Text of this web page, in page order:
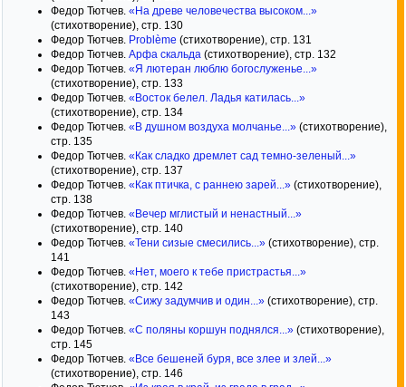
Федор Тютчев. «На древе человечества высоком...»
(стихотворение), стр. 130
Федор Тютчев. Problème (стихотворение), стр. 131
Федор Тютчев. Арфа скальда (стихотворение), стр. 132
Федор Тютчев. «Я лютеран люблю богослуженье...»
(стихотворение), стр. 133
Федор Тютчев. «Восток белел. Ладья катилась...»
(стихотворение), стр. 134
Федор Тютчев. «В душном воздуха молчанье...» (стихотворение),
стр. 135
Федор Тютчев. «Как сладко дремлет сад темно-зеленый...»
(стихотворение), стр. 137
Федор Тютчев. «Как птичка, с раннею зарей...» (стихотворение),
стр. 138
Федор Тютчев. «Вечер мглистый и ненастный...»
(стихотворение), стр. 140
Федор Тютчев. «Тени сизые смесились...» (стихотворение), стр.
141
Федор Тютчев. «Нет, моего к тебе пристрастья...»
(стихотворение), стр. 142
Федор Тютчев. «Сижу задумчив и один...» (стихотворение), стр.
143
Федор Тютчев. «С поляны коршун поднялся...» (стихотворение),
стр. 145
Федор Тютчев. «Все бешеней буря, все злее и злей...»
(стихотворение), стр. 146